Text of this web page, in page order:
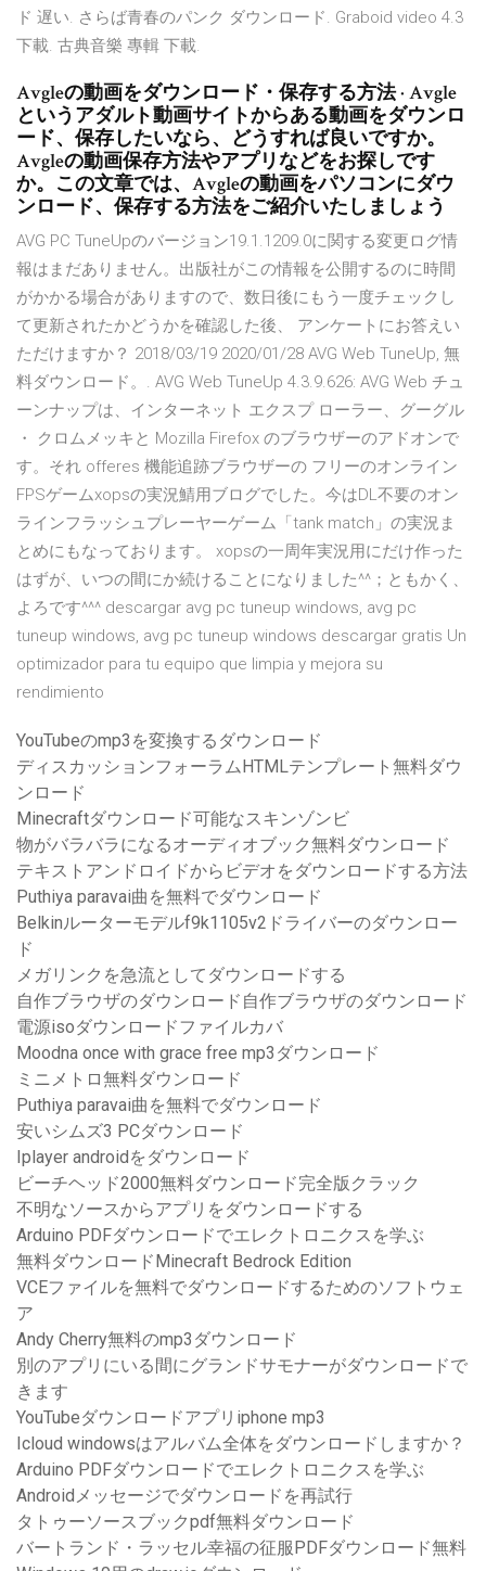
ド 遅い. さらば青春のパンク ダウンロード. Graboid video 4.3
下載. 古典音樂 專輯 下載.
Avgleの動画をダウンロード・保存する方法 · Avgle
というアダルト動画サイトからある動画をダウンロ
ード、保存したいなら、どうすれば良いですか。
Avgleの動画保存方法やアプリなどをお探しです
か。この文章では、Avgleの動画をパソコンにダウ
ンロード、保存する方法をご紹介いたしましょう
AVG PC TuneUpのバージョン19.1.1209.0に関する変更ログ情
報はまだありません。出版社がこの情報を公開するのに時間
がかかる場合がありますので、数日後にもう一度チェックし
て更新されたかどうかを確認した後、 アンケートにお答えい
ただけますか？ 2018/03/19 2020/01/28 AVG Web TuneUp, 無
料ダウンロード。. AVG Web TuneUp 4.3.9.626: AVG Web チュ
ーンナップは、インターネット エクスプ ローラー、グーグル
・ クロムメッキと Mozilla Firefox のブラウザーのアドオンで
す。それ offeres 機能追跡ブラウザーの フリーのオンライン
FPSゲームxopsの実況鯖用ブログでした。今はDL不要のオン
ラインフラッシュプレーヤーゲーム「tank match」の実況ま
とめにもなっております。 xopsの一周年実況用にだけ作った
はずが、いつの間にか続けることになりました^^；ともかく、
よろです^^^ descargar avg pc tuneup windows, avg pc
tuneup windows, avg pc tuneup windows descargar gratis Un
optimizador para tu equipo que limpia y mejora su
rendimiento
YouTubeのmp3を変換するダウンロード
ディスカッションフォーラムHTMLテンプレート無料ダウ
ンロード
Minecraftダウンロード可能なスキンゾンビ
物がバラバラになるオーディオブック無料ダウンロード
テキストアンドロイドからビデオをダウンロードする方法
Puthiya paravai曲を無料でダウンロード
Belkinルーターモデルf9k1105v2ドライバーのダウンロー
ド
メガリンクを急流としてダウンロードする
自作ブラウザのダウンロード自作ブラウザのダウンロード
電源isoダウンロードファイルカバ
Moodna once with grace free mp3ダウンロード
ミニメトロ無料ダウンロード
Puthiya paravai曲を無料でダウンロード
安いシムズ3 PCダウンロード
Iplayer androidをダウンロード
ビーチヘッド2000無料ダウンロード完全版クラック
不明なソースからアプリをダウンロードする
Arduino PDFダウンロードでエレクトロニクスを学ぶ
無料ダウンロードMinecraft Bedrock Edition
VCEファイルを無料でダウンロードするためのソフトウェ
ア
Andy Cherry無料のmp3ダウンロード
別のアプリにいる間にグランドサモナーがダウンロードで
きます
YouTubeダウンロードアプリiphone mp3
Icloud windowsはアルバム全体をダウンロードしますか？
Arduino PDFダウンロードでエレクトロニクスを学ぶ
Androidメッセージでダウンロードを再試行
タトゥーソースブックpdf無料ダウンロード
バートランド・ラッセル幸福の征服PDFダウンロード無料